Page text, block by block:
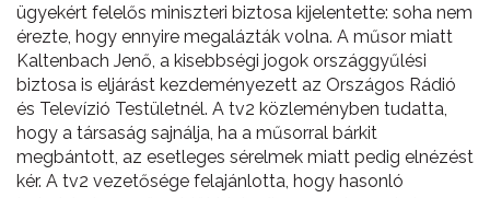
ügyekért felelős miniszteri biztosa kijelentette: soha nem
érezte, hogy ennyire megalázták volna. A műsor miatt
Kaltenbach Jenő, a kisebbségi jogok országgyűlési
biztosa is eljárást kezdeményezett az Országos Rádió
és Televízió Testületnél. A tv2 közleményben tudatta,
hogy a társaság sajnálja, ha a műsorral bárkit
megbántott, az esetleges sérelmek miatt pedig elnézést
kér. A tv2 vezetősége felajánlotta, hogy hasonló